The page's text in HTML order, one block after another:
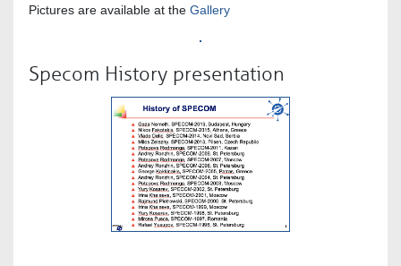
Pictures are available at the Gallery
Specom History presentation